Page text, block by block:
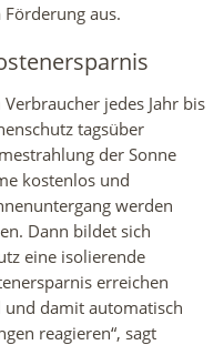
aus.
jedes Jahr bis
tagsüber
der Sonne
kostenlos und
werden
Dann bildet sich
eine isolierende
erreichen
und damit automatisch
reagieren“, sagt